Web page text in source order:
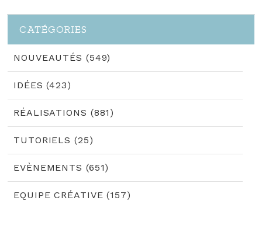
CATÉGORIES
NOUVEAUTÉS (549)
IDÉES (423)
RÉALISATIONS (881)
TUTORIELS (25)
EVÈNEMENTS (651)
EQUIPE CRÉATIVE (157)